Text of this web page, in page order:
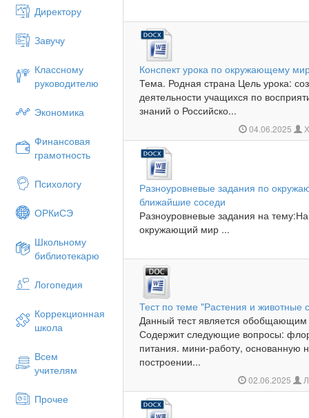
Директору
Завучу
Классному
руководителю
Экономика
Финансовая
грамотность
Психологу
ОРКиСЭ
Школьному
библиотекарю
Логопедия
Коррекционная
школа
Всем
учителям
Прочее
Конспект урока по окружающему
Тема. Родная страна Цель урока:
деятельности учащихся по
знаний о Российско...
04.06.2025
Разноуровневые задания по
ближайшие соседи
Разноуровневые задания на
окружающий мир ...
Тест по теме "Растения и животные
Данный тест является обобщающим
Содержит следующие вопросы:
питания. мини-работу, основанную
построении...
02.06.2025